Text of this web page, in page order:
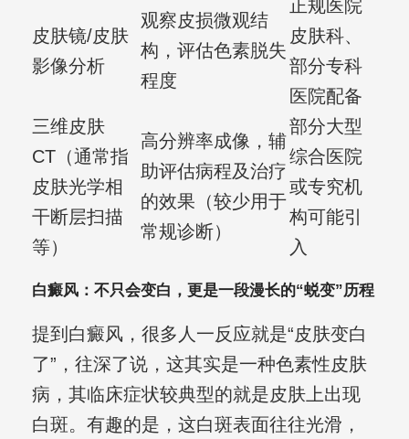
皮肤镜/皮肤
影像分析
观察皮损微观结
构，评估色素脱失
程度
正规医院
皮肤科、
部分专科
医院配备
三维皮肤
CT（通常指
皮肤光学相
干断层扫描
等）
高分辨率成像，辅
助评估病程及治疗
的效果（较少用于
常规诊断）
部分大型
综合医院
或专究机
构可能引
入
白癜风：不只会变白，更是一段漫长的“蜕变”历程
提到白癜风，很多人一反应就是“皮肤变白
了”，往深了说，这其实是一种色素性皮肤
病，其临床症状较典型的就是皮肤上出现
白斑。有趣的是，这白斑表面往往光滑，